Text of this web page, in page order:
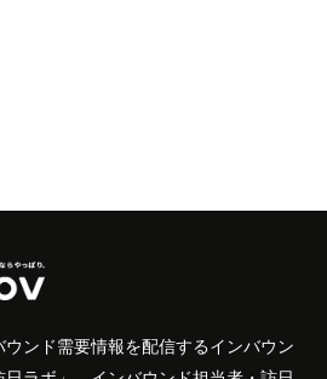
ンド需要情報を配信するインバウン